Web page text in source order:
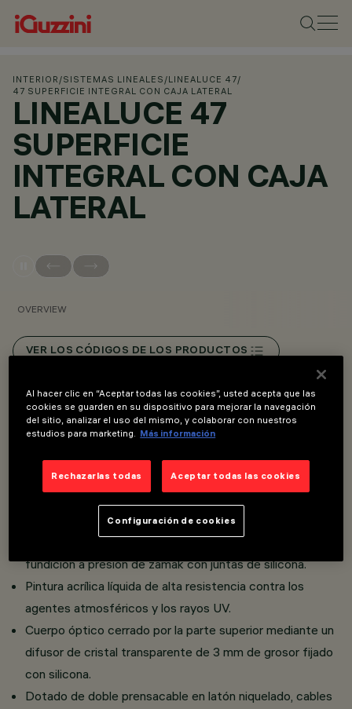
INTERIOR /SISTEMAS LINEALES /LINEALUCE 47/
47 SUPERFICIE INTEGRAL CON CAJA LATERAL
LINEALUCE 47
SUPERFICIE
INTEGRAL CON CAJA
LATERAL
OVERVIEW
VER LOS CÓDIGOS DE LOS PRODUCTOS
Overview
LED monocromáticas, RGB, RGBW y TW.
controladores On/Off, DALI o DMX.
Cuerpo de aluminio extruido y extremos enrasados en
fundición a presión de zamak con juntas de silicona.
Pintura acrílica líquida de alta resistencia contra los
agentes atmosféricos y los rayos UV.
Cuerpo óptico cerrado por la parte superior mediante un
difusor de cristal transparente de 3 mm de grosor fijado
con silicona.
Dotado de doble prensacable en latón niquelado, cables
Al hacer clic en “Aceptar todas las cookies”, usted acepta que las
cookies se guarden en su dispositivo para mejorar la navegación
del sitio, analizar el uso del mismo, y colaborar con nuestros
estudios para marketing.
Más información
Rechazarlas todas Aceptar todas las cookies
Configuración de cookies